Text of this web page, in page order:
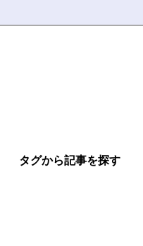
タグから記事を探す